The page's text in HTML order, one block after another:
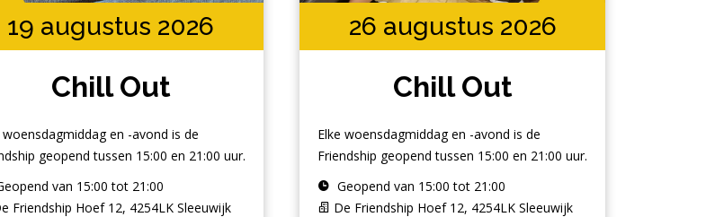
19 augustus 2026
Chill Out
woensdagmiddag en -avond is de
geopend tussen 15:00 en 21:00 uur.
van 15:00 tot 21:00
Friendship Hoef 12, 4254LK Sleeuwijk
26 augustus 2026
Chill Out
Elke woensdagmiddag en -avond is de
Friendship geopend tussen 15:00 en 21:00 uur.
Geopend van 15:00 tot 21:00
De Friendship Hoef 12, 4254LK Sleeuwijk